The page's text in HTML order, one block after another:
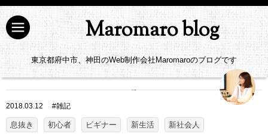
Maromaro blog
東京都府中市、神田のWeb制作会社Maromaroのブログです
2018.03.12 #雑記
息抜き 初心者 ビギナー 新生活 新社会人